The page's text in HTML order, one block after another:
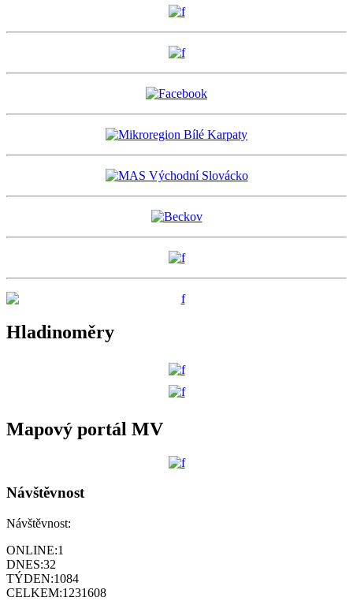
Hladinoměry
Mapový portál MV
Návštěvnost
Návštěvnost:
ONLINE:1
DNES:32
TÝDEN:1084
CELKEM:1231608